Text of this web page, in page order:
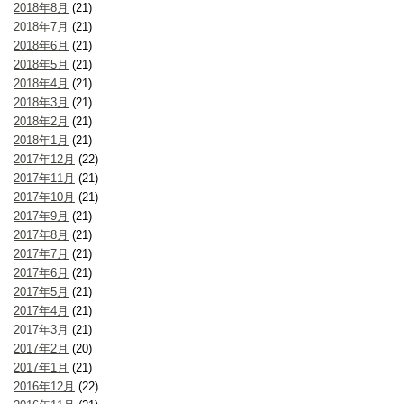
2018年8月 (21)
2018年7月 (21)
2018年6月 (21)
2018年5月 (21)
2018年4月 (21)
2018年3月 (21)
2018年2月 (21)
2018年1月 (21)
2017年12月 (22)
2017年11月 (21)
2017年10月 (21)
2017年9月 (21)
2017年8月 (21)
2017年7月 (21)
2017年6月 (21)
2017年5月 (21)
2017年4月 (21)
2017年3月 (21)
2017年2月 (20)
2017年1月 (21)
2016年12月 (22)